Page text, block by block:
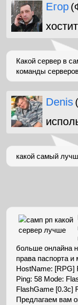
Егор
Какой сервер в
команды
Denis
какой самый
больше онлайна
права паспорта и
HostName: [RPG]
Ping: 58 Mode:
FlashGame [0.3c]
Предлагаем вам